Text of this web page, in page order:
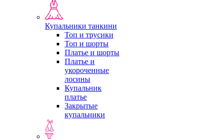
Купальники танкини
Топ и трусики
Топ и шорты
Платье и шорты
Платье и
укороченные
лосины
Купальник
платье
Закрытые
купальники